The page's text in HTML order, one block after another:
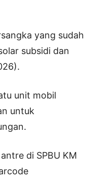
yang sudah
subsidi dan
unit mobil
untuk
di SPBU KM